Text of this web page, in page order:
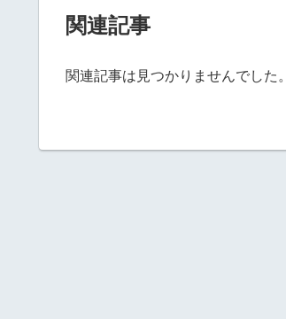
関連記事
関連記事は見つかりませんでした。